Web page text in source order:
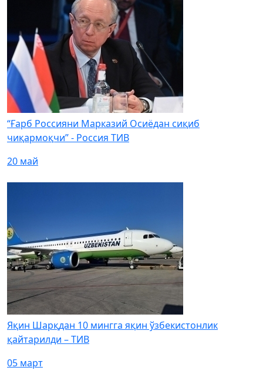
“Ғарб Россияни Марказий Осиёдан сиқиб
чиқармоқчи” - Россия ТИВ
20 май
Яқин Шарқдан 10 мингга яқин ўзбекистонлик
қайтарилди – ТИВ
05 март